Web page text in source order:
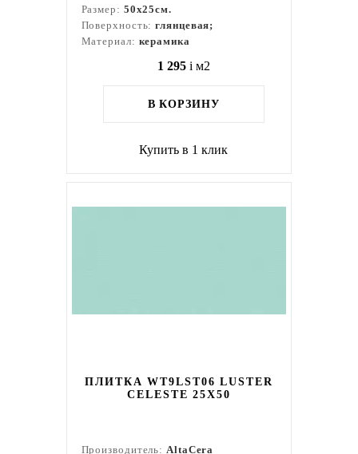
Размер: 50x25см.
Поверхность:глянцевая;
Материал: керамика
1 295 i м2
В КОРЗИНУ
Купить в 1 клик
ПЛИТКА WT9LST06 LUSTER
CELESTE 25Х50
Производитель:AltaCera